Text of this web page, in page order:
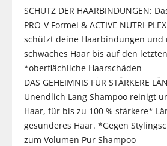
SCHUTZ DER HAARBINDUNGEN:
PRO-V Formel & ACTIVE NUTRI-
schützt deine Haarbindungen
schwaches Haar bis auf den
*oberflächliche Haarschäden
DAS GEHEIMNIS FÜR STÄRKERE
Unendlich Lang Shampoo reinigt
Haar, für bis zu 100 % stärkere*
gesunderes Haar. *Gegen
zum Volumen Pur Shampoo